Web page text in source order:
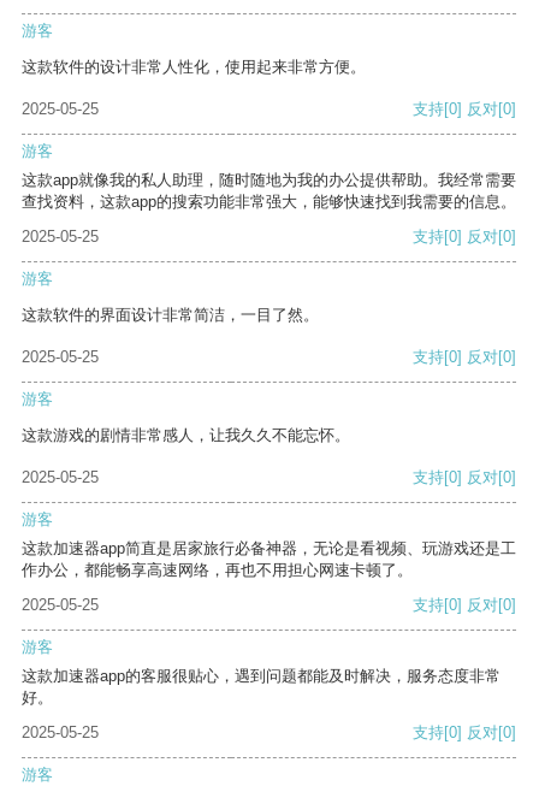
游客
这款软件的设计非常人性化，使用起来非常方便。
2025-05-25 支持[0] 反对[0]
游客
这款app就像我的私人助理，随时随地为我的办公提供帮助。我经常需要
查找资料，这款app的搜索功能非常强大，能够快速找到我需要的信息。
2025-05-25
支持[0] 反对[0]
游客
这款软件的界面设计非常简洁，一目了然。
2025-05-25 支持[0] 反对[0]
游客
这款游戏的剧情非常感人，让我久久不能忘怀。
2025-05-25 支持[0] 反对[0]
游客
这款加速器app简直是居家旅行必备神器，无论是看视频、玩游戏还是工
作办公，都能畅享高速网络，再也不用担心网速卡顿了。
2025-05-25
支持[0] 反对[0]
游客
这款加速器app的客服很贴心，遇到问题都能及时解决，服务态度非常
好。
2025-05-25
支持[0] 反对[0]
游客